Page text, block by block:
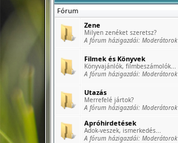
Fórum
Zene
Milyen zenéket szeretsz?
A fórum házigazdái: Moderátorok
Filmek és Könyvek
Könyvajánlók, filmbeszámolók...
A fórum házigazdái: Moderátorok
Utazás
Merrefelé jártok?
A fórum házigazdái: Moderátorok
Apróhirdetések
Adok-veszek, ismerkedés...
A fórum házigazdái: Moderátorok